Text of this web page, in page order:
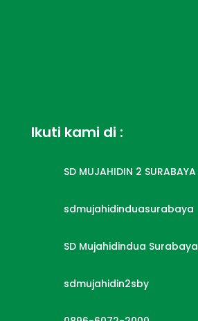
Ikuti kami di :
SD MUJAHIDIN 2 SURABAYA
sdmujahidinduasurabaya
SD Mujahidindua Surabaya
sdmujahidin2sby